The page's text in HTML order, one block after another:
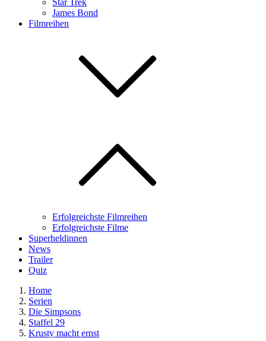
Star Trek
James Bond
Filmreihen
Erfolgreichste Filmreihen
Erfolgreichste Filme
Superheldinnen
News
Trailer
Quiz
Home
Serien
Die Simpsons
Staffel 29
Krusty macht ernst